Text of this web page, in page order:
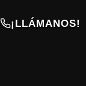
¡LLÁMANOS!